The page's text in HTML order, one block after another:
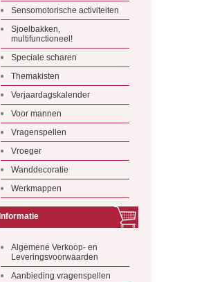
Sensomotorische activiteiten
Sjoelbakken,
multifunctioneel!
Speciale scharen
Themakisten
Verjaardagskalender
Voor mannen
Vragenspellen
Vroeger
Wanddecoratie
Werkmappen
Informatie
Algemene Verkoop- en
Leveringsvoorwaarden
Aanbieding vragenspellen